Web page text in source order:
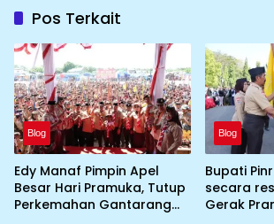
Pos Terkait
Blog
Edy Manaf Pimpin Apel
Besar Hari Pramuka, Tutup
Perkemahan Gantarang
Blog
Bupati
secara
Gerak